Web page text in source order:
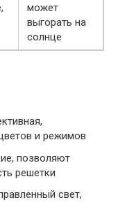
может
выгорать на
солнце
и режимов
позволяют
решетки
свет,